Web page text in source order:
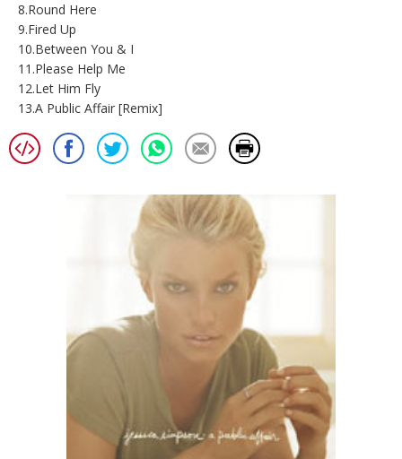
8.Round Here
9.Fired Up
10.Between You & I
11.Please Help Me
12.Let Him Fly
13.A Public Affair [Remix]